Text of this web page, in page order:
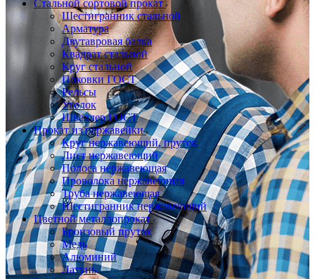
Стальной сортовой прокат
Шестигранник стальной
Арматура
Двутавровая балка
Квадрат стальной
Круг стальной
Поковки ГОСТ
Рельсы
Уголок
Швеллер ГОСТ
Прокат из нержавейки
Круг нержавеющий, пруток
Лист нержавеющий
Полоса нержавеющая
Проволока нержавеющая
Труба нержавеющая
Шестигранник нержавеющий
Цветной металлопрокат
Бронзовый пруток
Медь
Алюминий
Латунь